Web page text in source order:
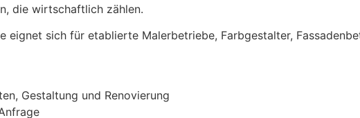
die wirtschaftlich zählen.
sich für etablierte Malerbetriebe, Farbgestalter,
Gestaltung und Renovierung